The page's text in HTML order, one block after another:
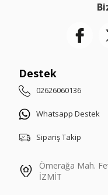
Destek
02626060136
Whatsapp Destek
Sipariş Takip
Ömerağa Mah.
İZMİT